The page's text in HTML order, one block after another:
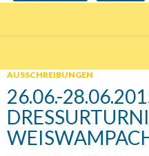
AUSSCHREIBUNGEN
26.06.-